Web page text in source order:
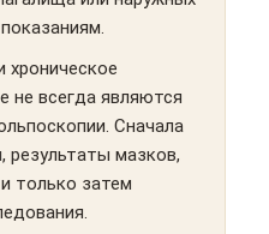
не всегда являются
Сначала
результаты мазков,
только затем